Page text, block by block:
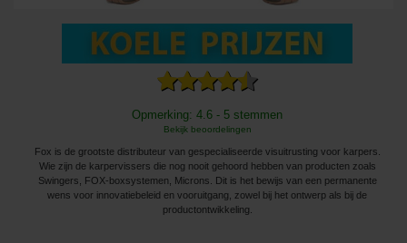
Opmerking: 4.6 - 5 stemmen
Bekijk beoordelingen
Fox is de grootste distributeur van gespecialiseerde visuitrusting voor karpers.
Wie zijn de karpervissers die nog nooit gehoord hebben van producten zoals
Swingers, FOX-boxsystemen, Microns. Dit is het bewijs van een permanente
wens voor innovatiebeleid en vooruitgang, zowel bij het ontwerp als bij de
productontwikkeling.